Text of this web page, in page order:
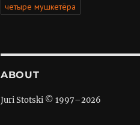
четыре мушкетёра
ABOUT
Juri Stotski © 1997–2026